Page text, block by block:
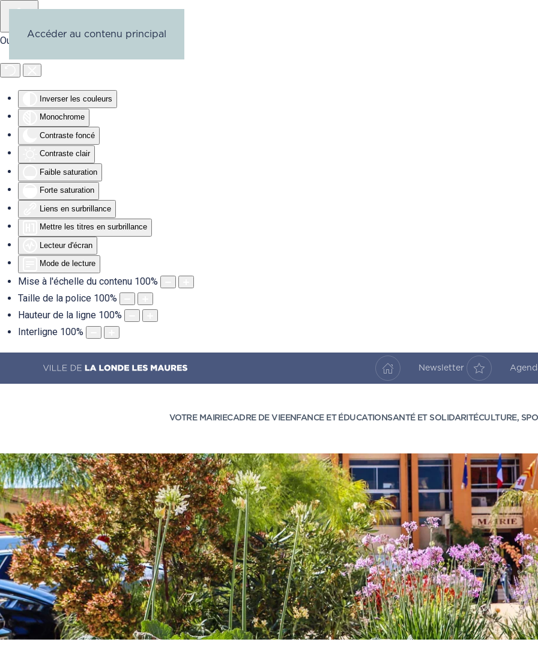
Outils d'accessibilité
Inverser les couleurs
Monochrome
Contraste foncé
Contraste clair
Faible saturation
Forte saturation
Liens en surbrillance
Mettre les titres en surbrillance
Lecteur d'écran
Mode de lecture
Mise à l'échelle du contenu 100%
Taille de la police 100%
Hauteur de la ligne 100%
Interligne 100%
Accéder au contenu principal
Newsletter
VOTRE MAIRIECADRE DE VIEENFANCE ET ÉDUCATIONSANTÉ ET SOLIDARITÉCULTURE,